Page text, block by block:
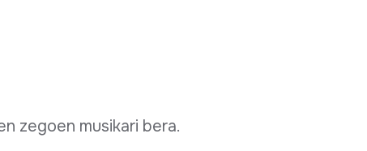
zegoen musikari bera.